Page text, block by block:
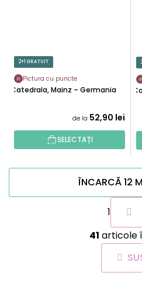
2+1 GRATUIT
Pictura cu puncte
Catedrala, Mainz – Germania
de la 52,90 lei
SELECTAȚI
C
o
n
t
r
ÎNCARCĂ 12
P
a
g
i
n
a
r
1
41 articole